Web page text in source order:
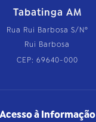
Tabatinga AM
Rua Rui Barbosa S/Nº
Rui Barbosa
CEP: 69640-000
Acesso à Informação